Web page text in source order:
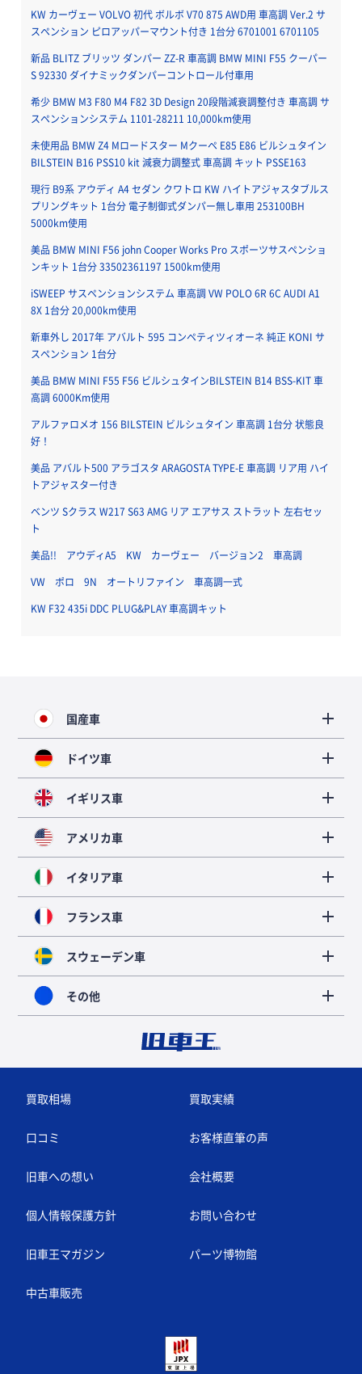
KW カーヴェー VOLVO 初代 ボルボ V70 875 AWD用 車高調 Ver.2 サ
スペンション ピロアッパーマウント付き 1台分 6701001 6701105
新品 BLITZ ブリッツ ダンパー ZZ-R 車高調 BMW MINI F55 クーパー
S 92330 ダイナミックダンパーコントロール付車用
希少 BMW M3 F80 M4 F82 3D Design 20段階減衰調整付き 車高調 サ
スペンションシステム 1101-28211 10,000km使用
未使用品 BMW Z4 Mロードスター Mクーペ E85 E86 ビルシュタイン
BILSTEIN B16 PSS10 kit 減衰力調整式 車高調 キット PSSE163
現行 B9系 アウディ A4 セダン クワトロ KW ハイトアジャスタブルス
プリングキット 1台分 電子制御式ダンパー無し車用 253100BH
5000km使用
美品 BMW MINI F56 john Cooper Works Pro スポーツサスペンショ
ンキット 1台分 33502361197 1500km使用
iSWEEP サスペンションシステム 車高調 VW POLO 6R 6C AUDI A1
8X 1台分 20,000km使用
新車外し 2017年 アバルト 595 コンペティツィオーネ 純正 KONI サ
スペンション 1台分
美品 BMW MINI F55 F56 ビルシュタインBILSTEIN B14 BSS-KIT 車
高調 6000Km使用
アルファロメオ 156 BILSTEIN ビルシュタイン 車高調 1台分 状態良
好！
美品 アバルト500 アラゴスタ ARAGOSTA TYPE-E 車高調 リア用 ハイ
トアジャスター付き
ベンツ Sクラス W217 S63 AMG リア エアサス ストラット 左右セッ
ト
美品!! アウディA5 KW カーヴェー バージョン2 車高調
VW ポロ 9N オートリファイン 車高調一式
KW F32 435i DDC PLUG&PLAY 車高調キット
国産車
ドイツ車
イギリス車
アメリカ車
イタリア車
フランス車
スウェーデン車
その他
買取相場 買取実績
口コミ お客様直筆の声
旧車への想い 会社概要
個人情報保護方針 お問い合わせ
旧車王マガジン パーツ博物館
中古車販売